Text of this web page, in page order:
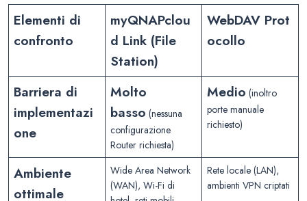
Elementi di
confronto
myQNAPclou
d Link (File
Station)
WebDAV Prot
ocollo
Barriera di
implementazi
one
Molto
basso (nessuna
configurazione
Router richiesta)
Medio (inoltro
porte manuale
richiesto)
Ambiente
ottimale
Wide Area Network
(WAN), Wi-Fi di
Rete locale (LAN),
ambienti VPN criptati